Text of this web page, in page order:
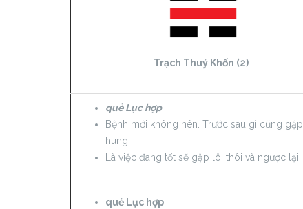
Trạch Thuỷ Khốn (2)
quẻ Lục hợp
Bệnh mới không nên. Trước sau gì cũng gặp
hung.
Là việc đang tốt sẽ gặp lôi thôi và ngược lại
quẻ Lục hợp